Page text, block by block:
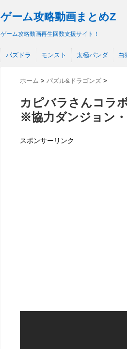
ゲーム攻略動画まとめZ
ゲーム攻略動画再生回数支援サイト！
パズドラ モンスト 太極パンダ 白
ホーム > パズル&ドラゴンズ >
カピバラさんコラ
※協力ダンジョン
スポンサーリンク